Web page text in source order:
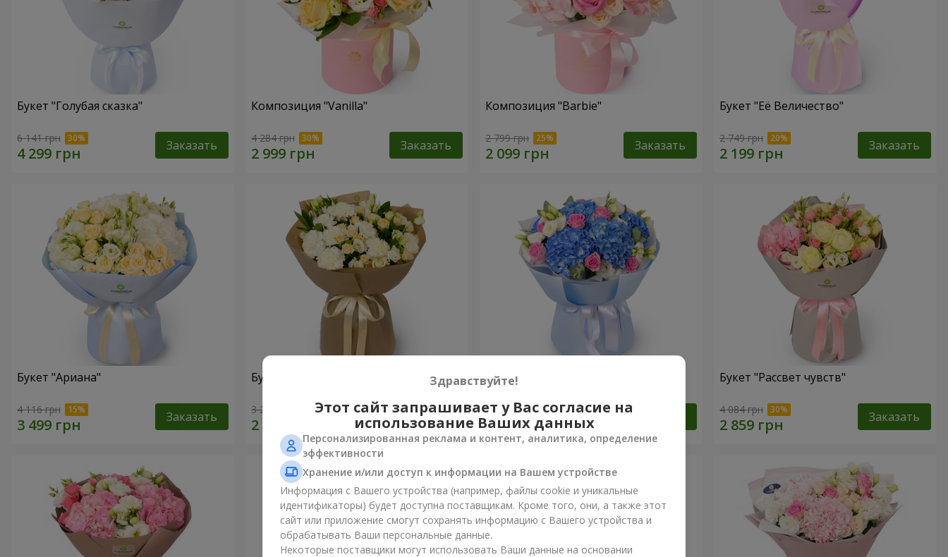
Букет "Голубая сказка"
6 141 грн Заказать
Композиция "Vanilla"
4 284 грн Заказать
Композиция "Barbie"
2 799 грн Заказать
Букет "Её Величество"
2 749 грн Заказать
Букет "Ариана"
4 116 грн Заказать
Букет "Веяна"
3 284 грн Заказать
Букет "Небесная акварель"
8 598 грн
Букет "Рассвет чувств"
4 084 грн Заказать
Здравствуйте!
Этот сайт запрашивает у Вас согласие на
использование Ваших данных
Персонализированная реклама и контент, аналитика, определение
эффективности
Хранение и/или доступ к информации на Вашем устройстве
Информация с Вашего устройства (например, файлы cookie и уникальные
идентификаторы) будет доступна поставщикам. Кроме того, они, а также этот
сайт или приложение смогут сохранять информацию с Вашего устройства и
обрабатывать Ваши персональные данные.
Некоторые поставщики могут использовать Ваши данные на основании